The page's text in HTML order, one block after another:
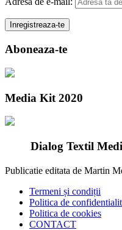
Aboneaza-te
Media Kit 2020
Dialog Textil
Publicatie editata de Martin
Termeni și condiții
Politica de
Politica de cookies
CONTACT